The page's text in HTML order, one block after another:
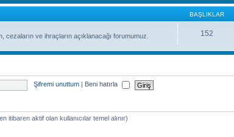
BAŞLIKLAR
cezaların ve ihraçların açıklanacağı forumumuz.
152
Şifremi unuttum Beni hatırla
itibaren aktif olan kullanıcılar temel alınır)